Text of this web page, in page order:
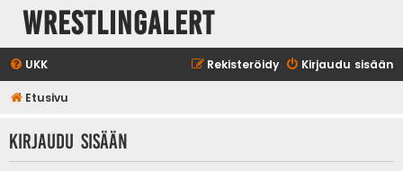
WrestlingAlert
UKK Kirjaudu sisään
Rekisteröidy
Etusivu
Kirjaudu sisään